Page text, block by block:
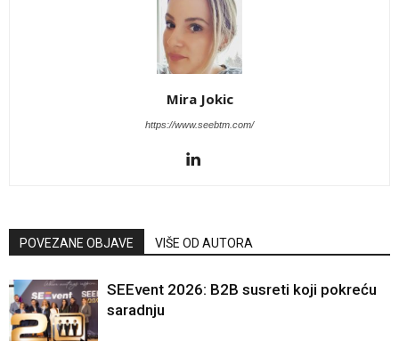
Mira Jokic
https://www.seebtm.com/
POVEZANE OBJAVE VIŠE OD AUTORA
SEEvent 2026: B2B susreti koji pokreću
saradnju